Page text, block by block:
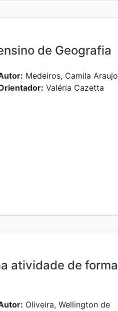
de Geografia
Medeiros, Camila
Valéria Cazetta
atividade de
Oliveira, Wellington de